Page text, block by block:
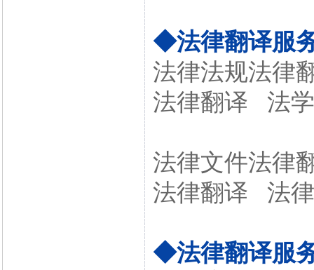
◆法律翻译服
法律法规法律
法律翻译 法
法律文件法律
法律翻译 法
◆法律翻译服